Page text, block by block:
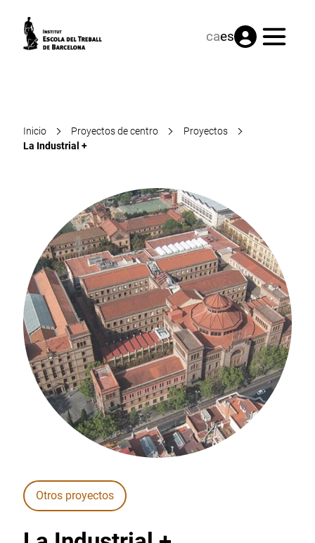
caes Menú
Inicio Proyectos de centro
Proyectos
La Industrial +
Otros proyectos